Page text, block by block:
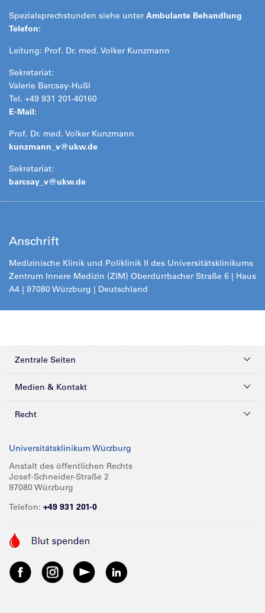
Spezialsprechstunden siehe unterAmbulante Behandlung
Telefon:
Leitung: Prof. Dr. med. Volker Kunzmann
Sekretariat:
Valerie Barcsay-Hußl
Tel. +49 931 201-40160
E-Mail:
Prof. Dr. med. Volker Kunzmann
kunzmann_v@ukw.de
Sekretariat:
barcsay_v@ukw.de
Anschrift
Medizinische Klinik und Poliklinik II des Universitätsklinikums
Zentrum Innere Medizin (ZIM) Oberdürrbacher Straße 6 | Haus
A4 | 97080 Würzburg | Deutschland
Zentrale Seiten
Kliniken & Zentren
Forschung
Karriere
Medien & Kontakt
Presse
Glossar
Spenden
Anreise
Recht
Compliance
Impressum
Barrierefreiheit
Universitätsklinikum Würzburg
Anstalt des öffentlichen Rechts
Josef-Schneider-Straße 2
97080 Würzburg
Telefon: +49 931 201-0